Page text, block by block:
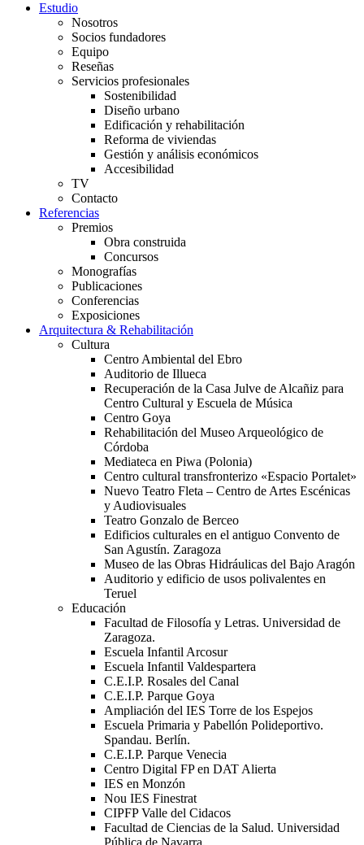
Estudio
Nosotros
Socios fundadores
Equipo
Reseñas
Servicios profesionales
Sostenibilidad
Diseño urbano
Edificación y rehabilitación
Reforma de viviendas
Gestión y análisis económicos
Accesibilidad
TV
Contacto
Referencias
Premios
Obra construida
Concursos
Monografías
Publicaciones
Conferencias
Exposiciones
Arquitectura & Rehabilitación
Cultura
Centro Ambiental del Ebro
Auditorio de Illueca
Recuperación de la Casa Julve de Alcañiz para
Centro Cultural y Escuela de Música
Centro Goya
Rehabilitación del Museo Arqueológico de
Córdoba
Mediateca en Piwa (Polonia)
Centro cultural transfronterizo «Espacio Portalet»
Nuevo Teatro Fleta – Centro de Artes Escénicas
y Audiovisuales
Teatro Gonzalo de Berceo
Edificios culturales en el antiguo Convento de
San Agustín. Zaragoza
Museo de las Obras Hidráulicas del Bajo Aragón
Auditorio y edificio de usos polivalentes en
Teruel
Educación
Facultad de Filosofía y Letras. Universidad de
Zaragoza.
Escuela Infantil Arcosur
Escuela Infantil Valdespartera
C.E.I.P. Rosales del Canal
C.E.I.P. Parque Goya
Ampliación del IES Torre de los Espejos
Escuela Primaria y Pabellón Polideportivo.
Spandau. Berlín.
C.E.I.P. Parque Venecia
Centro Digital FP en DAT Alierta
IES en Monzón
Nou IES Finestrat
CIPFP Valle del Cidacos
Facultad de Ciencias de la Salud. Universidad
Pública de Navarra.